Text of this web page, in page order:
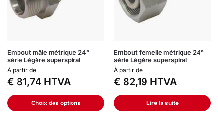
Embout mâle métrique 24°
série Légère superspiral
À partir de
€ 81,74 HTVA
Choix des options
Embout femelle métrique 24°
série Légère superspiral
À partir de
€ 82,19 HTVA
Lire la suite